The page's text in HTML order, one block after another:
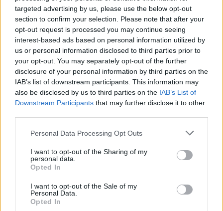
targeted advertising by us, please use the below opt-out
section to confirm your selection. Please note that after your
opt-out request is processed you may continue seeing
interest-based ads based on personal information utilized by
us or personal information disclosed to third parties prior to
your opt-out. You may separately opt-out of the further
disclosure of your personal information by third parties on the
IAB’s list of downstream participants. This information may
also be disclosed by us to third parties on the IAB’s List of
Downstream Participants that may further disclose it to other
Personal Data Processing Opt Outs
I want to opt-out of the Sharing of my
personal data.
Opted In
I want to opt-out of the Sale of my
Personal Data.
Opted In
ACAP.
Tags: destaque
RELACIONADOS
EQUIPAMENTOS